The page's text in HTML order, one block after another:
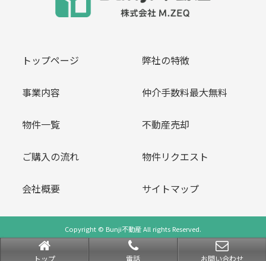
トップ 電話 お問い合わせ
トップページ 弊社の特徴
事業内容 仲介手数料最大無料
物件一覧 不動産売却
ご購入の流れ 物件リクエスト
会社概要 サイトマップ
Copyright © Bunji不動産 All rights Reserved.
powered by 不動産クラウドオフィス